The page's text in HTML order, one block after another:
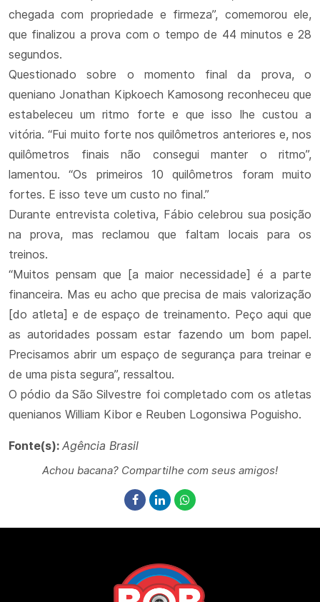
chegada com propriedade e firmeza”, comemorou ele,
que finalizou a prova com o tempo de 44 minutos e 28
segundos.
Questionado sobre o momento final da prova, o
queniano Jonathan Kipkoech Kamosong reconheceu que
estabeleceu um ritmo forte e que isso lhe custou a
vitória. “Fui muito forte nos quilômetros anteriores e, nos
quilômetros finais não consegui manter o ritmo”,
lamentou. “Os primeiros 10 quilômetros foram muito
fortes. E isso teve um custo no final.”
Durante entrevista coletiva, Fábio celebrou sua posição
na prova, mas reclamou que faltam locais para os
treinos.
“Muitos pensam que [a maior necessidade] é a parte
financeira. Mas eu acho que precisa de mais valorização
[do atleta] e de espaço de treinamento. Peço aqui que
as autoridades possam estar fazendo um bom papel.
Precisamos abrir um espaço de segurança para treinar e
de uma pista segura”, ressaltou.
O pódio da São Silvestre foi completado com os atletas
quenianos William Kibor e Reuben Logonsiwa Poguisho.
Fonte(s): Agência Brasil
Achou bacana? Compartilhe com seus amigos!